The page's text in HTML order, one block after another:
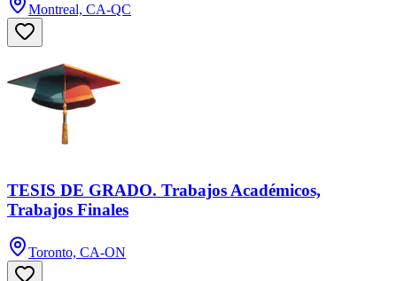
Montreal, CA-QC
TESIS DE GRADO. Trabajos Académicos,
Trabajos Finales
Toronto, CA-ON